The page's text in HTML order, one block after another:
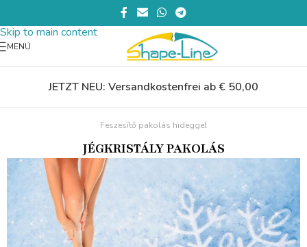
Skip to main content
MENÜ
JETZT NEU: Versandkostenfrei ab € 50,00
Feszesítő pakolás hideggel
JÉGKRISTÁLY PAKOLÁS